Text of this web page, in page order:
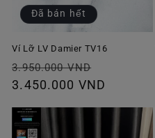
Đã bán hết
Ví Lỡ LV Damier TV16
Giá
thông
3.950.000 VND
ưu
3.450.000 VND